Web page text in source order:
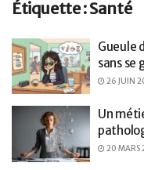
Étiquette :Santé
Gueule
sans se
26 JUIN
Un
20 MARS